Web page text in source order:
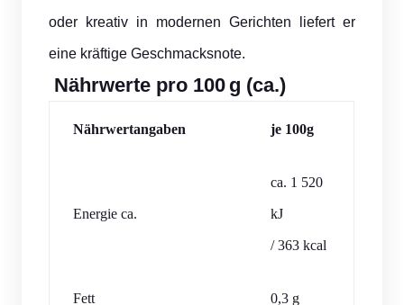
oder kreativ in modernen Gerichten liefert er
eine kräftige Geschmacksnote.
Nährwerte pro 100 g (ca.)
Nährwertangaben je 100g
Energie ca.
ca. 1 520
kJ
/ 363 kcal
Fett 0,3 g